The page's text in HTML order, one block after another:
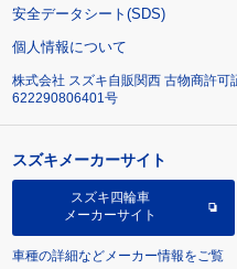
安全データシート(SDS)
個人情報について
株式会社 スズキ自販関西 古物商許可
622290806401号
スズキメーカーサイト
スズキ四輪車
メーカーサイト
車種の詳細などメーカー情報をご覧